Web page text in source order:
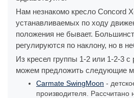
Нам незнакомо кресло Concord
устанавливаемых по ходу
положения не бывает.
регулируются по наклону, но в
Из кресел группы 1-2 или 1-2-3
можем предложить следующие
Carmate SwingMoon -
производителя. Рассчитано